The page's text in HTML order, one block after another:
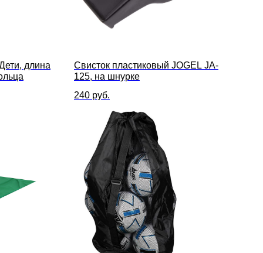
длина
Свисток пластиковый JOGEL JA-
125, на шнурке
240 руб.